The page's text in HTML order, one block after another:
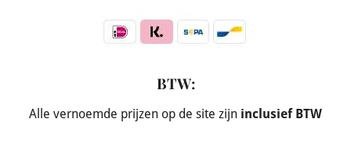
BTW:
Alle vernoemde prijzen op de site zijn inclusief BTW